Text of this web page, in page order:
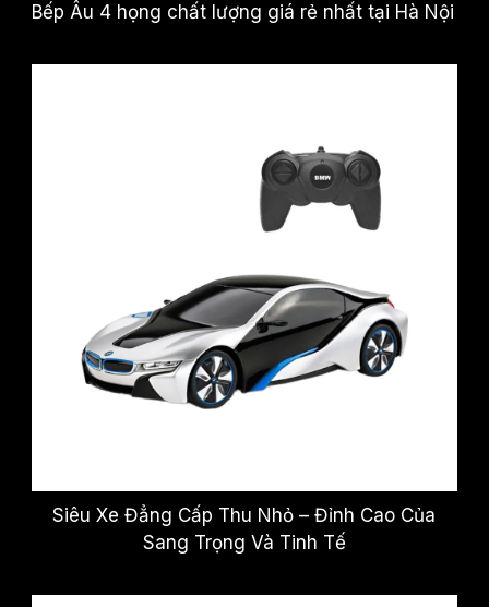
Bếp Âu 4 họng chất lượng giá rẻ nhất tại Hà Nội
Siêu Xe Đẳng Cấp Thu Nhỏ – Đỉnh Cao Của
Sang Trọng Và Tinh Tế